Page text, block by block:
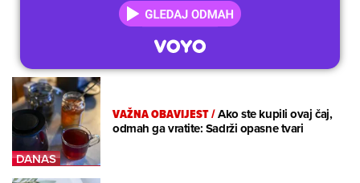
VAŽNA OBAVIJEST/Ako ste kupili ovaj čaj,
odmah ga vratite: Sadrži opasne tvari